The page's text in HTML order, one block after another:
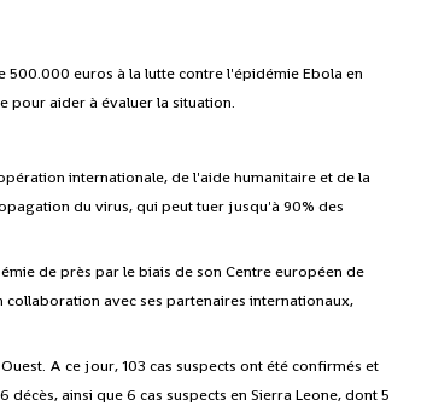
500.000 euros à la lutte contre l'épidémie Ebola en
pour aider à évaluer la situation.
internationale, de l'aide humanitaire et de la
du virus, qui peut tuer jusqu'à 90% des
de près par le biais de son Centre européen de
collaboration avec ses partenaires internationaux,
A ce jour, 103 cas suspects ont été confirmés et
ainsi que 6 cas suspects en Sierra Leone, dont 5